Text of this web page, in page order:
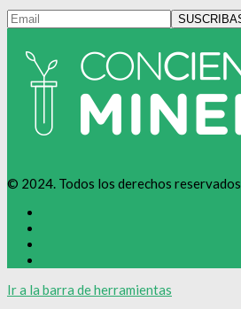
© 2024. Todos los derechos reservados.
Ir a la barra de herramientas